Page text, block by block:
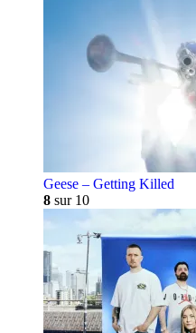
Geese – Getting Killed
8 sur 10